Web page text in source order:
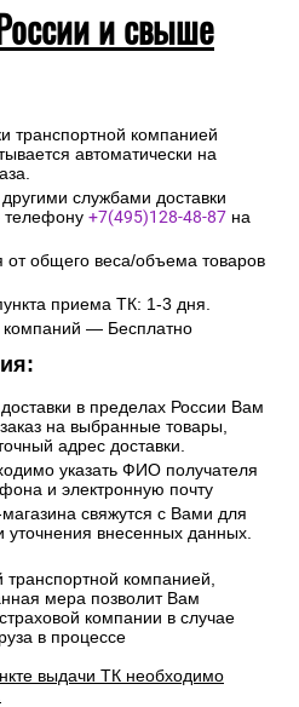
и свыше
транспортной компанией
автоматически на
службами доставки
телефону +7(495)128-48-87 на
от общего веса/объема товаров
приема ТК: 1-3 дня.
компаний — Бесплатно
в пределах России Вам
на выбранные товары,
адрес доставки.
указать ФИО получателя
и электронную почту
свяжутся с Вами для
уточнения внесенных данных.
компанией,
мера позволит Вам
компании в случае
в процессе
выдачи ТК необходимо